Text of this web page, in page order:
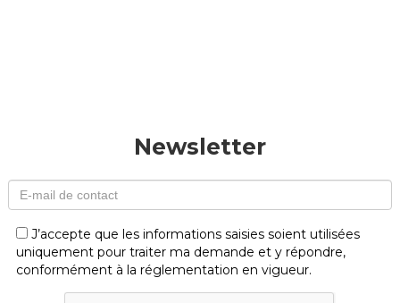
Newsletter
uniquement pour traiter ma demande et y répondre,
conformément à la réglementation en vigueur.